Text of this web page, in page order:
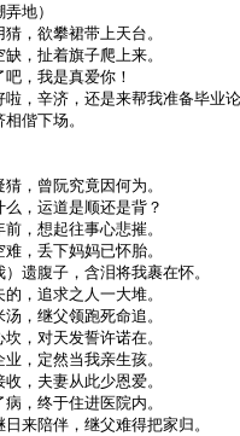
地）
，欲攀裙带上天台。
，扯着旗子爬上来。
，我是真爱你！
啦，辛济，还是来帮我准备毕业
相偕下场。
，曾阮究竟因何为。
，运道是顺还是背？
，想起往事心悲摧。
，丢下妈妈已怀胎。
遗腹子，含泪将我裹在怀。
，追求之人一大堆。
，继父领跑死命追。
，对天发誓许诺在。
，定然当我亲生孩。
，夫妻从此少恩爱。
，终于住进医院内。
日来陪伴，继父难得把家归。